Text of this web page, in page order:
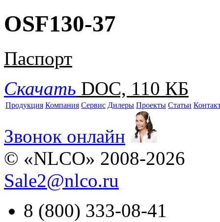
OSF130-37
Паспорт
Скачать DOC, 110 КБ
Продукция Компания Сервис Дилеры Проекты Статьи
Звонок онлайн
© «NLCO» 2008-2026
Sale2@nlco.ru
8 (800) 333-08-41